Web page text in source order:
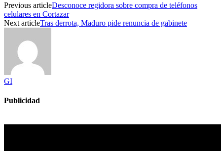
Previous articleDesconoce regidora sobre compra de teléfonos
celulares en Cortazar
Next articleTras derrota, Maduro pide renuncia de gabinete
GI
Publicidad